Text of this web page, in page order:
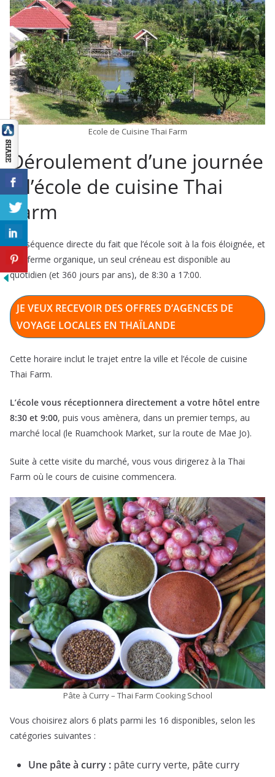
Ecole de Cuisine Thai Farm
Déroulement d’une journée
à l’école de cuisine Thai
Farm
Conséquence directe du fait que l’école soit à la fois éloignée, et
une ferme organique, un seul créneau est disponible au
quotidien (et 360 jours par ans), de 8:30 a 17:00.
JE VEUX RECEVOIR DES OFFRES D’AGENCES DE
VOYAGE LOCALES EN THAÏLANDE
Cette horaire inclut le trajet entre la ville et l’école de cuisine
Thai Farm.
L’école vous réceptionnera directement a votre hôtel entre
8:30 et 9:00, puis vous amènera, dans un premier temps, au
marché local (le Ruamchook Market, sur la route de Mae Jo).
Suite à cette visite du marché, vous vous dirigerez à la Thai
Farm où le cours de cuisine commencera.
Pâte à Curry – Thai Farm Cooking School
Vous choisirez alors 6 plats parmi les 16 disponibles, selon les
catégories suivantes :
Une pâte à curry : pâte curry verte, pâte curry